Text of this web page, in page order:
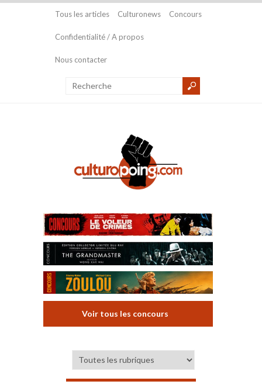
Tous les articles Culturonews Concours
Confidentialité / A propos
Nous contacter
Voir tous les concours